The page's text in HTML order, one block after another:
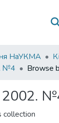
НаУКМА
№4
Browse
2002.
collection